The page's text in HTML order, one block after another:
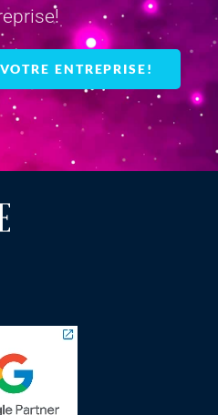
ENTREPRISE!